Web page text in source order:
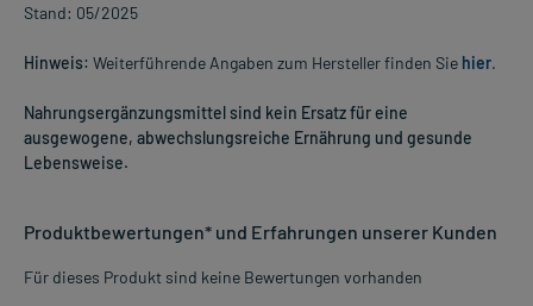
Stand: 05/2025
Hinweis: Weiterführende Angaben zum Hersteller finden Sie hier.
Nahrungsergänzungsmittel sind kein Ersatz für eine
ausgewogene, abwechslungsreiche Ernährung und gesunde
Lebensweise.
Produktbewertungen* und Erfahrungen unserer Kunden
Für dieses Produkt sind keine Bewertungen vorhanden